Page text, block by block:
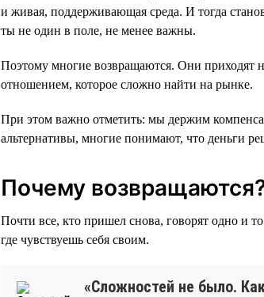
и живая, поддерживающая среда. И тогда
ты не один в поле, не менее важны.
Поэтому многие возвращаются. Они приходят
отношением, которое сложно найти на рынке.
При этом важно отметить: мы держим
альтернативы, многие понимают, что деньги
Почему
Почти все, кто пришел снова, говорят одно и
где чувствуешь себя своим.
«Сложностей не было.